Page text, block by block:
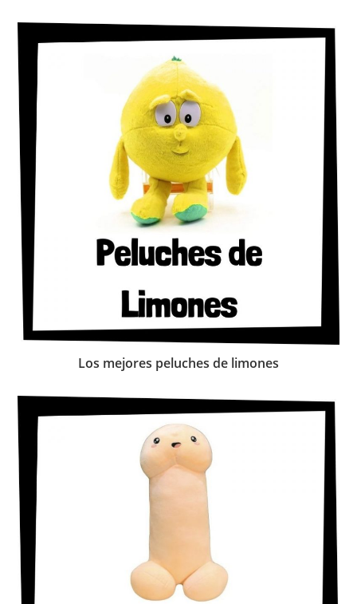
Los mejores peluches de limones